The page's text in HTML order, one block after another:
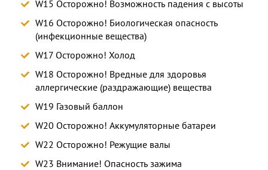
W15 Осторожно! Возможность падения с высоты
W16 Осторожно! Биологическая опасность
(инфекционные вещества)
W17 Осторожно! Холод
W18 Осторожно! Вредные для здоровья
аллергические (раздражающие) вещества
W19 Газовый баллон
W20 Осторожно! Аккумуляторные батареи
W22 Осторожно! Режущие валы
W23 Внимание! Опасность зажима